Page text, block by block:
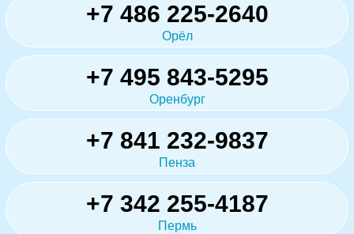
+7 486 225-2640
Орёл
+7 495 843-5295
Оренбург
+7 841 232-9837
Пенза
+7 342 255-4187
Пермь